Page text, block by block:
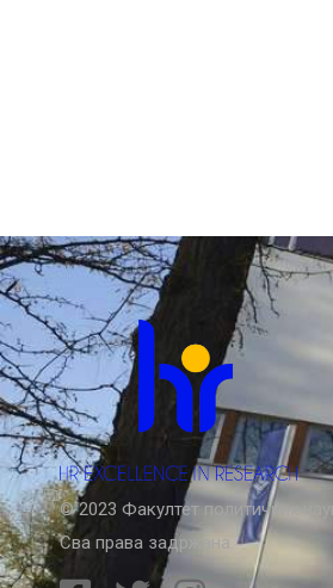
© 2023 Факултет политичких
Сва права задржана.